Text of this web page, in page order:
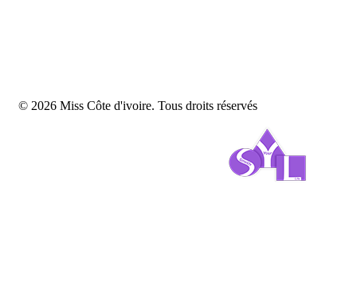
© 2026 Miss Côte d'ivoire. Tous droits réservés